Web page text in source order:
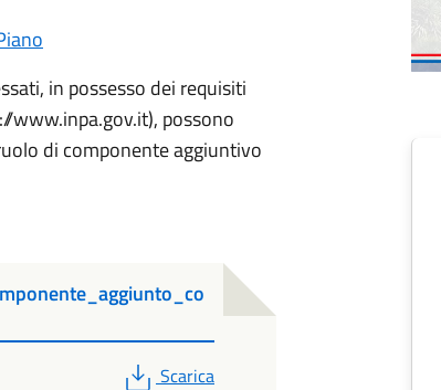
in possesso dei requisiti
www.inpa.gov.it), possono
di componente aggiuntivo
PDF
Scarica